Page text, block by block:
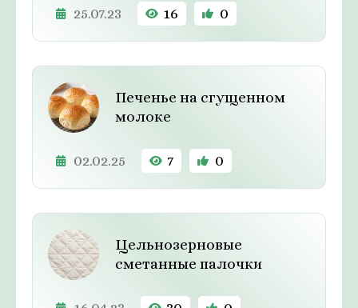
25.07.23 16 0
Печенье на сгущенном
молоке
02.02.25 7 0
Цельнозерновые
сметанные палочки